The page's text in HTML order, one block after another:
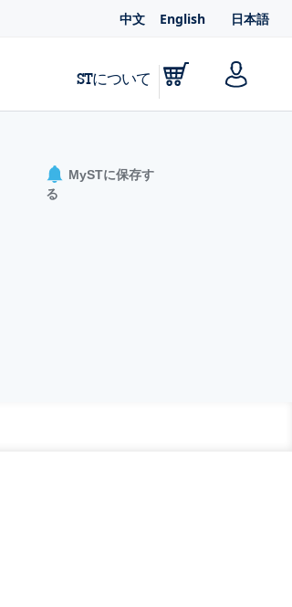
中文 English 日本語
STについて
MySTに保存す
る